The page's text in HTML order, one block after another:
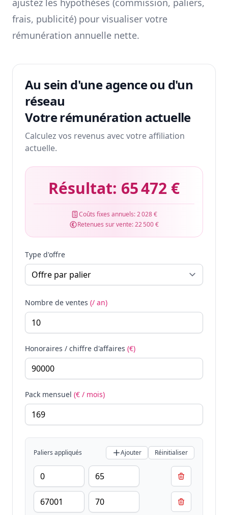
ajustez les hypothèses (commission, paliers,
frais, publicité) pour visualiser votre
rémunération annuelle nette.
Au sein d'une agence ou d'un
réseau
Votre rémunération actuelle
Calculez vos revenus avec votre affiliation
actuelle.
Résultat: 65 472 €
Coûts fixes annuels:2 028 €
Retenues sur vente:22 500 €
Type d'offre
Nombre de ventes (/ an)
Honoraires / chiffre d'affaires (€)
Pack mensuel (€ / mois)
Paliers appliqués Ajouter Réinitialiser